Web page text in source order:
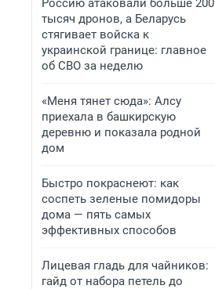
Россию атаковали больше 200
тысяч дронов, а Беларусь
стягивает войска к
украинской границе: главное
об СВО за неделю
«Меня тянет сюда»: Алсу
приехала в башкирскую
деревню и показала родной
дом
Быстро покраснеют: как
соспеть зеленые помидоры
дома — пять самых
эффективных способов
Лицевая гладь для чайников:
гайд от набора петель до